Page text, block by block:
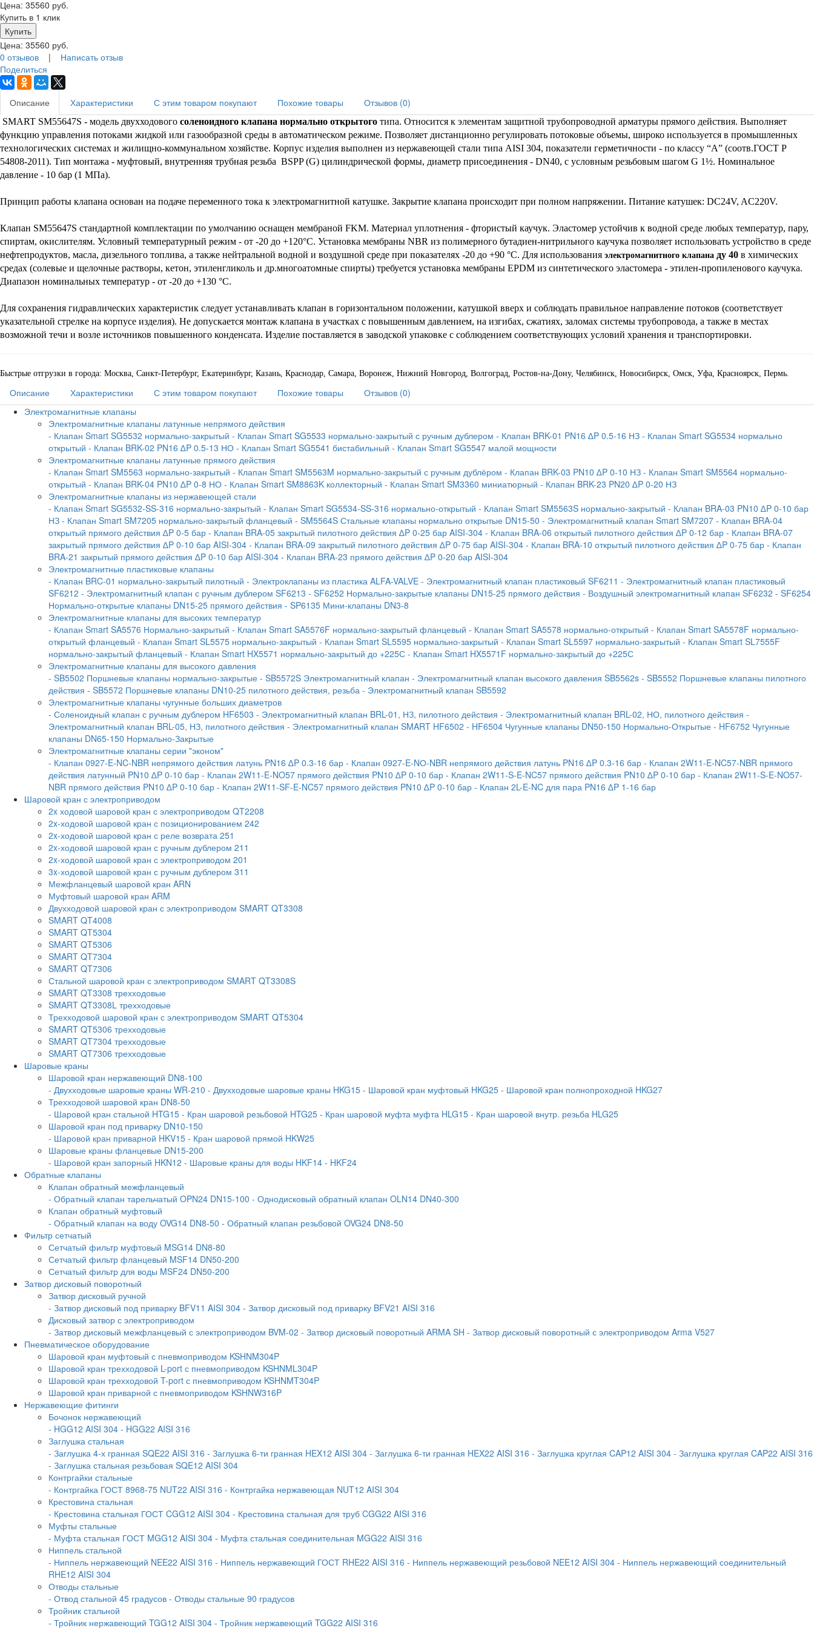
Цена: 35560 руб.
Купить в 1 клик
Цена: 35560 руб.
0 отзывов | Написать отзыв
Поделиться
Описание Характеристики С этим товаром покупают Похожие товары Отзывов (0)
SMART SM55647S - модель двухходового соленоидного клапана нормально открытого типа. Относится к элементам защитной трубопроводной арматуры прямого действия. Выполняет
функцию управления потоками жидкой или газообразной среды в автоматическом режиме. Позволяет дистанционно регулировать потоковые объемы, широко используется в промышленных
технологических системах и жилищно-коммунальном хозяйстве. Корпус изделия выполнен из нержавеющей стали типа AISI 304, показатели герметичности - по классу “А” (соотв.ГОСТ Р
54808-2011). Тип монтажа - муфтовый, внутренняя трубная резьба BSPP (G) цилиндрической формы, диаметр присоединения - DN40, с условным резьбовым шагом G 1½. Номинальное
давление - 10 бар (1 МПа).
Принцип работы клапана основан на подаче переменного тока к электромагнитной катушке. Закрытие клапана происходит при полном напряжении. Питание катушек: DC24V, AC220V.
Клапан SM55647S стандартной комплектации по умолчанию оснащен мембраной FKM. Материал уплотнения - фтористый каучук. Эластомер устойчив к водной среде любых температур, пару,
спиртам, окислителям. Условный температурный режим - от -20 до +120°С. Установка мембраны NBR из полимерного бутадиен-нитрильного каучука позволяет использовать устройство в среде
нефтепродуктов, масла, дизельного топлива, а также нейтральной водной и воздушной среде при показателях -20 до +90 °С. Для использования электромагнитного клапана ду 40 в химических
средах (солевые и щелочные растворы, кетон, этиленгликоль и др.многоатомные спирты) требуется установка мембраны EPDM из синтетического эластомера - этилен-пропиленового каучука.
Диапазон номинальных температур - от -20 до +130 °С.
Для сохранения гидравлических характеристик следует устанавливать клапан в горизонтальном положении, катушкой вверх и соблюдать правильное направление потоков (соответствует
указательной стрелке на корпусе изделия). Не допускается монтаж клапана в участках с повышенным давлением, на изгибах, сжатиях, заломах системы трубопровода, а также в местах
возможной течи и возле источников повышенного конденсата. Изделие поставляется в заводской упаковке с соблюдением соответствующих условий хранения и транспортировки.
Быстрые отгрузки в города: Москва, Санкт-Петербург, Екатеринбург, Казань, Краснодар, Самара, Воронеж, Нижний Новгород, Волгоград, Ростов-на-Дону, Челябинск, Новосибирск, Омск, Уфа, Красноярск, Пермь.
Описание Характеристики С этим товаром покупают Похожие товары
Отзывов (0)
Электромагнитные клапаны
Электромагнитные клапаны латунные непрямого действия
- Клапан Smart SG5532 нормально-закрытый - Клапан Smart SG5533 нормально-закрытый с ручным дублером - Клапан BRK-01 PN16 ∆P 0.5-16 НЗ - Клапан Smart SG5534 нормально
открытый - Клапан BRK-02 PN16 ∆P 0.5-13 НО - Клапан Smart SG5541 бистабильный - Клапан Smart SG5547 малой мощности
Электромагнитные клапаны латунные прямого действия
- Клапан Smart SM5563 нормально-закрытый - Клапан Smart SM5563M нормально-закрытый с ручным дублёром - Клапан BRK-03 PN10 ∆P 0-10 НЗ - Клапан Smart SM5564 нормально-
открытый - Клапан BRK-04 PN10 ∆P 0-8 НО - Клапан Smart SM8863K коллекторный - Клапан Smart SM3360 миниатюрный - Клапан BRK-23 PN20 ∆P 0-20 НЗ
Электромагнитные клапаны из нержавеющей стали
- Клапан Smart SG5532-SS-316 нормально-закрытый - Клапан Smart SG5534-SS-316 нормально-открытый - Клапан Smart SM5563S нормально-закрытый - Клапан BRA-03 PN10 ∆P 0-10 бар
НЗ - Клапан Smart SM7205 нормально-закрытый фланцевый - SM5564S Стальные клапаны нормально открытые DN15-50 - Электромагнитный клапан Smart SM7207 - Клапан BRA-04
открытый прямого действия ∆P 0-5 бар - Клапан BRA-05 закрытый пилотного действия ∆P 0-25 бар AISI-304 - Клапан BRA-06 открытый пилотного действия ∆P 0-12 бар - Клапан BRA-07
закрытый прямого действия ∆P 0-10 бар AISI-304 - Клапан BRA-09 закрытый пилотного действия ∆P 0-75 бар AISI-304 - Клапан BRA-10 открытый пилотного действия ∆P 0-75 бар - Клапан
BRA-21 закрытый прямого действия ∆P 0-10 бар AISI-304 - Клапан BRA-23 прямого действия ∆P 0-20 бар AISI-304
Электромагнитные пластиковые клапаны
- Клапан BRC-01 нормально-закрытый пилотный - Электроклапаны из пластика ALFA-VALVE - Электромагнитный клапан пластиковый SF6211 - Электромагнитный клапан пластиковый
SF6212 - Электромагнитный клапан с ручным дублером SF6213 - SF6252 Нормально-закрытые клапаны DN15-25 прямого действия - Воздушный электромагнитный клапан SF6232 - SF6254
Нормально-открытые клапаны DN15-25 прямого действия - SP6135 Мини-клапаны DN3-8
Электромагнитные клапаны для высоких температур
- Клапан Smart SA5576 Нормально-закрытый - Клапан Smart SA5576F нормально-закрытый фланцевый - Клапан Smart SA5578 нормально-открытый - Клапан Smart SA5578F нормально-
открытый фланцевый - Клапан Smart SL5575 нормально-закрытый - Клапан Smart SL5595 нормально-закрытый - Клапан Smart SL5597 нормально-закрытый - Клапан Smart SL7555F
нормально-закрытый фланцевый - Клапан Smart HX5571 нормально-закрытый до +225С - Клапан Smart HX5571F нормально-закрытый до +225С
Электромагнитные клапаны для высокого давления
- SB5502 Поршневые клапаны нормально-закрытые - SB5572S Электромагнитный клапан - Электромагнитный клапан высокого давления SB5562s - SB5552 Поршневые клапаны пилотного
действия - SB5572 Поршневые клапаны DN10-25 пилотного действия, резьба - Электромагнитный клапан SB5592
Электромагнитные клапаны чугунные больших диаметров
- Соленоидный клапан с ручным дублером HF6503 - Электромагнитный клапан BRL-01, НЗ, пилотного действия - Электромагнитный клапан BRL-02, НО, пилотного действия -
Электромагнитный клапан BRL-05, НЗ, пилотного действия - Электромагнитный клапан SMART HF6502 - HF6504 Чугунные клапаны DN50-150 Нормально-Открытые - HF6752 Чугунные
клапаны DN65-150 Нормально-Закрытые
Электромагнитные клапаны серии "эконом"
- Клапан 0927-E-NC-NBR непрямого действия латунь PN16 ∆P 0.3-16 бар - Клапан 0927-E-NО-NBR непрямого действия латунь PN16 ∆P 0.3-16 бар - Клапан 2W11-E-NC57-NBR прямого
действия латунный PN10 ∆P 0-10 бар - Клапан 2W11-E-NO57 прямого действия PN10 ∆P 0-10 бар - Клапан 2W11-S-E-NC57 прямого действия PN10 ∆P 0-10 бар - Клапан 2W11-S-E-NO57-
NBR прямого действия PN10 ∆P 0-10 бар - Клапан 2W11-SF-E-NC57 прямого действия PN10 ∆P 0-10 бар - Клапан 2L-E-NC для пара PN16 ∆P 1-16 бар
Шаровой кран с электроприводом
2x ходовой шаровой кран с электроприводом QT2208
2x-ходовой шаровой кран с позиционированием 242
2x-ходовой шаровой кран с реле возврата 251
2x-ходовой шаровой кран с ручным дублером 211
2x-ходовой шаровой кран с электроприводом 201
3x-ходовой шаровой кран с ручным дублером 311
Межфланцевый шаровой кран ARN
Муфтовый шаровой кран ARM
Двухходовой шаровой кран с электроприводом SMART QT3308
SMART QT4008
SMART QT5304
SMART QT5306
SMART QT7304
SMART QT7306
Стальной шаровой кран с электроприводом SMART QT3308S
SMART QT3308 трехходовые
SMART QT3308L трехходовые
Трехходовой шаровой кран с электроприводом SMART QT5304
SMART QT5306 трехходовые
SMART QT7304 трехходовые
SMART QT7306 трехходовые
Шаровые краны
Шаровой кран нержавеющий DN8-100
- Двухходовые шаровые краны WR-210 - Двухходовые шаровые краны HKG15 - Шаровой кран муфтовый HKG25 - Шаровой кран полнопроходной HKG27
Трехходовой шаровой кран DN8-50
- Шаровой кран стальной HTG15 - Кран шаровой резьбовой HTG25 - Кран шаровой муфта муфта HLG15 - Кран шаровой внутр. резьба HLG25
Шаровой кран под приварку DN10-150
- Шаровой кран приварной HKV15 - Кран шаровой прямой HKW25
Шаровые краны фланцевые DN15-200
- Шаровой кран запорный HKN12 - Шаровые краны для воды HKF14 - HKF24
Обратные клапаны
Клапан обратный межфланцевый
- Обратный клапан тарельчатый OPN24 DN15-100 - Однодисковый обратный клапан OLN14 DN40-300
Клапан обратный муфтовый
- Обратный клапан на воду OVG14 DN8-50 - Обратный клапан резьбовой OVG24 DN8-50
Фильтр сетчатый
Сетчатый фильтр муфтовый MSG14 DN8-80
Сетчатый фильтр фланцевый MSF14 DN50-200
Сетчатый фильтр для воды MSF24 DN50-200
Затвор дисковый поворотный
Затвор дисковый ручной
- Затвор дисковый под приварку BFV11 AISI 304 - Затвор дисковый под приварку BFV21 AISI 316
Дисковый затвор с электроприводом
- Затвор дисковый межфланцевый с электроприводом BVM-02 - Затвор дисковый поворотный ARMA SH - Затвор дисковый поворотный с электроприводом Arma V527
Пневматическое оборудование
Шаровой кран муфтовый с пневмоприводом KSHNM304P
Шаровой кран трехходовой L-port с пневмоприводом KSHNML304P
Шаровой кран трехходовой T-port с пневмоприводом KSHNMT304P
Шаровой кран приварной с пневмоприводом KSHNW316P
Нержавеющие фитинги
Бочонок нержавеющий
- HGG12 AISI 304 - HGG22 AISI 316
Заглушка стальная
- Заглушка 4-х гранная SQE22 AISI 316 - Заглушка 6-ти гранная HEX12 AISI 304 - Заглушка 6-ти гранная HEX22 AISI 316 - Заглушка круглая CAP12 AISI 304 - Заглушка круглая CAP22 AISI 316
- Заглушка стальная резьбовая SQE12 AISI 304
Контргайки стальные
- Контргайка ГОСТ 8968-75 NUT22 AISI 316 - Контргайка нержавеющая NUT12 AISI 304
Крестовина стальная
- Крестовина стальная ГОСТ CGG12 AISI 304 - Крестовина стальная для труб CGG22 AISI 316
Муфты стальные
- Муфта стальная ГОСТ MGG12 AISI 304 - Муфта стальная соединительная MGG22 AISI 316
Ниппель стальной
- Ниппель нержавеющий NEE22 AISI 316 - Ниппель нержавеющий ГОСТ RHE22 AISI 316 - Ниппель нержавеющий резьбовой NEE12 AISI 304 - Ниппель нержавеющий соединительный
RHE12 AISI 304
Отводы стальные
- Отвод стальной 45 градусов - Отводы стальные 90 градусов
Тройник стальной
- Тройник нержавеющий TGG12 AISI 304 - Тройник нержавеющий TGG22 AISI 316